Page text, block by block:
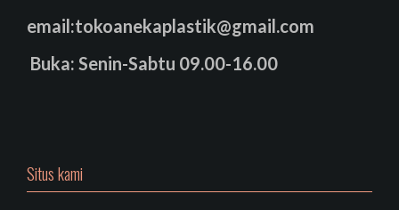
email:tokoanekaplastik@gmail.com
Buka: Senin-Sabtu 09.00-16.00
Situs kami